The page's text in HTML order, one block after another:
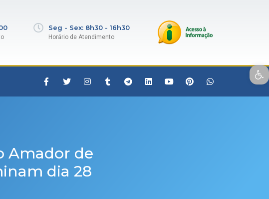
Open toolbar
Seg - Sex: 8h30 - 16h30
Horário de Atendimento
Amador de
dia 28